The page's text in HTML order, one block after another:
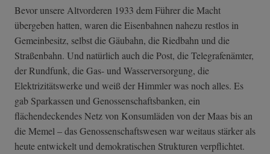
Bevor unsere Altvorderen 1933 dem Führer die Macht
übergeben hatten, waren die Eisenbahnen nahezu restlos in
Gemeinbesitz, selbst die Gäubahn, die Riedbahn und die
Straßenbahn. Und natürlich auch die Post, die Telegrafenämter,
der Rundfunk, die Gas- und Wasserversorgung, die
Elektrizitätswerke und weiß der Himmler was noch alles. Es
gab Sparkassen und Genossenschaftsbanken, ein
flächendeckendes Netz von Konsumläden von der Maas bis an
die Memel – das Genossenschaftswesen war weitaus stärker als
heute entwickelt und demokratischen Strukturen verpflichtet.